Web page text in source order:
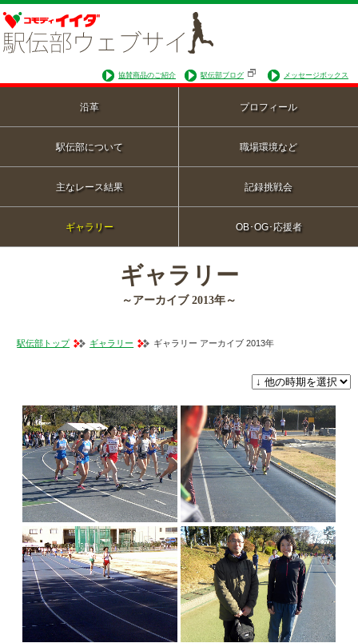
協賛商品のご紹介 駅伝部ブログ メッセージボックス
沿革 プロフィール
駅伝部について 職場環境など
主なレース結果 記録挑戦会
ギャラリー OB･OG･応援者
ギャラリー
～アーカイブ 2013年～
駅伝部トップ ギャラリー ギャラリー アーカイブ 2013年